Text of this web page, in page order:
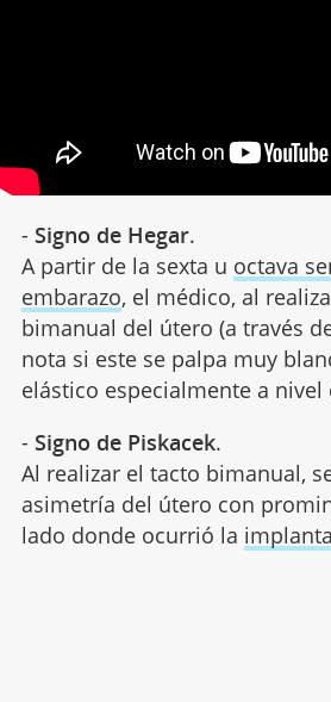
- Signo de Hegar.
A partir de la sexta u octava
embarazo, el médico, al
bimanual del útero (a través
nota si este se palpa muy
elástico especialmente a
- Signo de Piskacek.
Al realizar el tacto bimanual,
asimetría del útero con
lado donde ocurrió la